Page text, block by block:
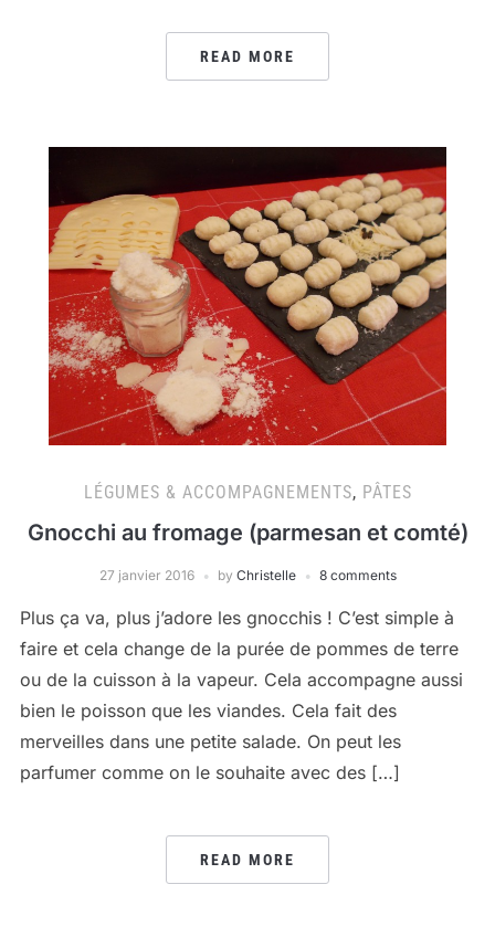
READ MORE
LÉGUMES & ACCOMPAGNEMENTS, PÂTES
Gnocchi au fromage (parmesan et comté)
27 janvier 2016 by Christelle 8 comments
Plus ça va, plus j’adore les gnocchis ! C’est simple à
faire et cela change de la purée de pommes de terre
ou de la cuisson à la vapeur. Cela accompagne aussi
bien le poisson que les viandes. Cela fait des
merveilles dans une petite salade. On peut les
parfumer comme on le souhaite avec des […]
READ MORE